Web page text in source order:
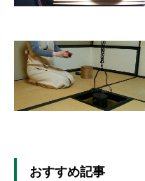
おすすめ記事